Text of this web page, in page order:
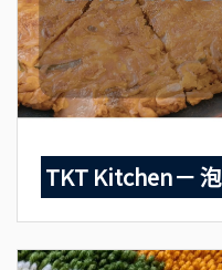
TKT Kitchen－